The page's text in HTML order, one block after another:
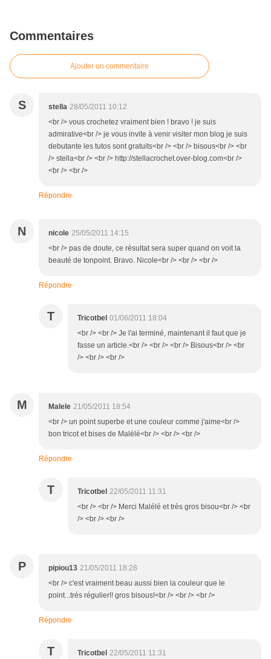
Commentaires
Ajouter un commentaire
S stella 28/05/2011 10:12
<br /> vous crochetez vraiment bien ! bravo ! je suis
admirative<br /> je vous invite à venir visiter mon blog je suis
debutante les tutos sont gratuits<br /> <br /> bisous<br /> <br
/> stella<br /> <br /> http://stellacrochet.over-blog.com<br />
<br /> <br />
Répondre
N nicole 25/05/2011 14:15
<br /> pas de doute, ce résultat sera super quand on voit la
beauté de tonpoint. Bravo. Nicole<br /> <br /> <br />
Répondre
T Tricotbel 01/06/2011 18:04
<br /> <br /> Je l'ai terminé, maintenant il faut que je
fasse un article.<br /> <br /> <br /> Bisous<br /> <br
/> <br /> <br />
M Malele 21/05/2011 18:54
<br /> un point superbe et une couleur comme j'aime<br />
bon tricot et bises de Malélé<br /> <br /> <br />
Répondre
T Tricotbel 22/05/2011 11:31
<br /> <br /> Merci Malélé et très gros bisou<br /> <br
/> <br /> <br />
P pipiou13 21/05/2011 18:28
<br /> c'est vraiment beau aussi bien la couleur que le
point...trés régulier!! gros bisous!<br /> <br /> <br />
Répondre
T Tricotbel 22/05/2011 11:31